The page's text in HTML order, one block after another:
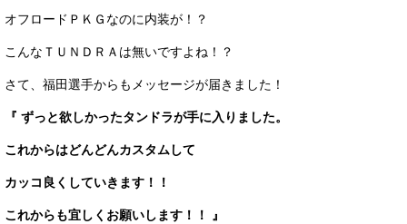
オフロードＰＫＧなのに内装が！？
こんなＴＵＮＤＲＡは無いですよね！？
さて、福田選手からもメッセージが届きました！
『 ずっと欲しかったタンドラが手に入りました。
これからはどんどんカスタムして
カッコ良くしていきます！！
これからも宜しくお願いします！！ 』